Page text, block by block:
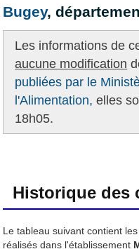
Bugey,
Les informations de
aucune modification
publiées par le
l'Alimentation, elles
18h05.
Historique des
Le tableau suivant contient
réalisés dans l'établissement